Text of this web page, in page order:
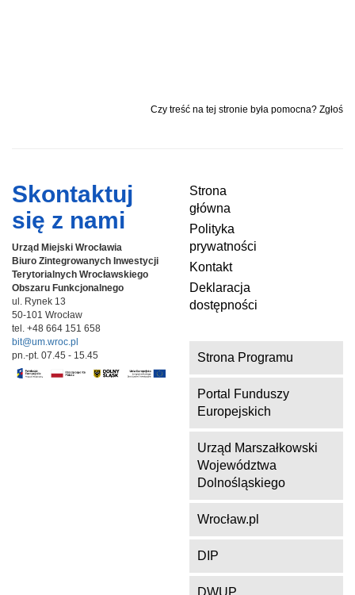
Czy treść na tej stronie była pomocna? Zgłoś
Skontaktuj
się z nami
Urząd Miejski Wrocławia
Biuro Zintegrowanych Inwestycji
Terytorialnych Wrocławskiego
Obszaru Funkcjonalnego
ul. Rynek 13
50-101 Wrocław
tel. +48 664 151 658
bit@um.wroc.pl
pn.-pt. 07.45 - 15.45
Strona
główna
Polityka
prywatności
Kontakt
Deklaracja
dostępności
Strona Programu
Portal Funduszy
Europejskich
Urząd Marszałkowski
Województwa
Dolnośląskiego
Wrocław.pl
DIP
DWUP